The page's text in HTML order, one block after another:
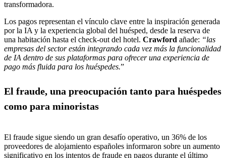
Los pagos representan el vínculo clave entre la inspiración generada
por la IA y la experiencia global del huésped, desde la reserva de
una habitación hasta el check-out del hotel. Crawford añade: “las
empresas del sector están integrando cada vez más la funcionalidad
de IA dentro de sus plataformas para ofrecer una experiencia de
pago más fluida para los huéspedes.
El fraude, una preocupación tanto para huéspedes
como para minoristas
El fraude sigue siendo un gran desafío operativo, un 36% de los
proveedores de alojamiento españoles informaron sobre un aumento
significativo en los intentos de fraude en pagos durante el último